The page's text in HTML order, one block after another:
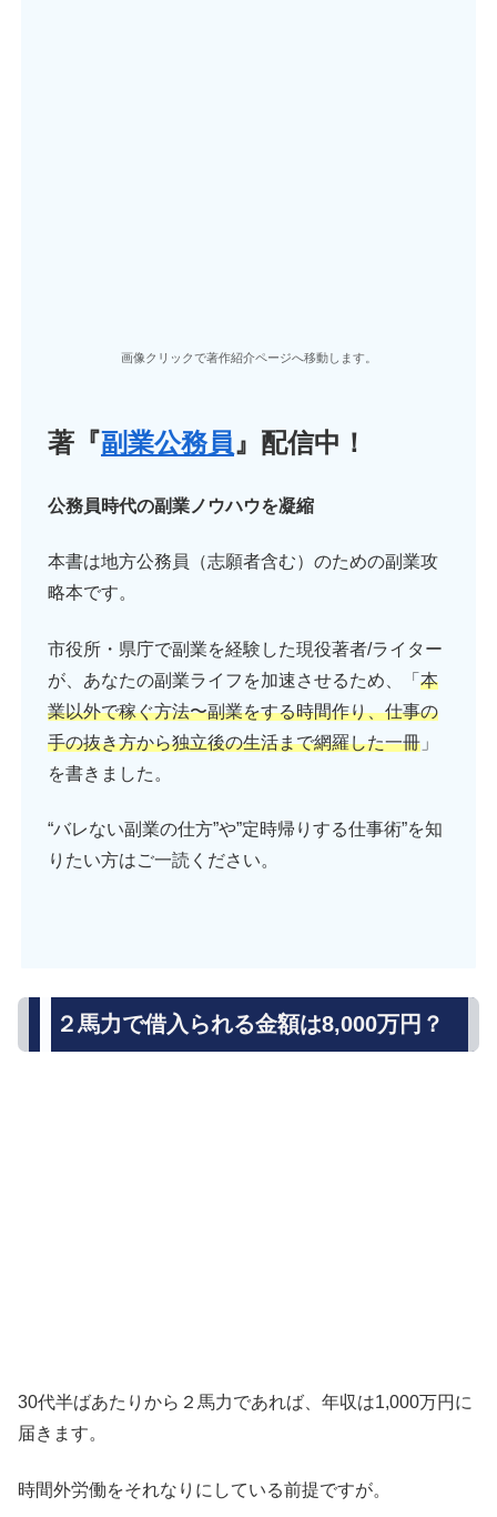
画像クリックで著作紹介ページへ移動します。
著『副業公務員』配信中！
公務員時代の副業ノウハウを凝縮
本書は地方公務員（志願者含む）のための副業攻
略本です。
市役所・県庁で副業を経験した現役著者/ライター
が、あなたの副業ライフを加速させるため、「 本
業以外で稼ぐ方法〜副業をする時間作り、仕事の
手の抜き方から独立後の生活まで網羅した一冊 」
を書きました。
“バレない副業の仕方”や”定時帰りする仕事術”を知
りたい方はご一読ください。
２馬力で借入られる金額は8,000万円？
30代半ばあたりから２馬力であれば、年収は1,000万円に
届きます。
時間外労働をそれなりにしている前提ですが。